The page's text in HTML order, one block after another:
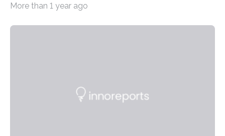
Flugverkehr. Forschende am Paul Scherrer Institut PSI
brennen, der Grundstoff für baufertigen Zement. Wenig
More than 1 year ago